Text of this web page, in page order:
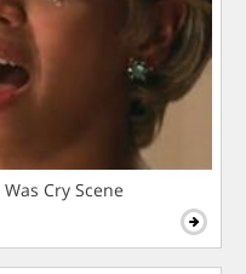
Cry Scene